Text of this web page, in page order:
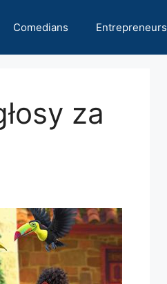
Comedians Entrepreneurs
za